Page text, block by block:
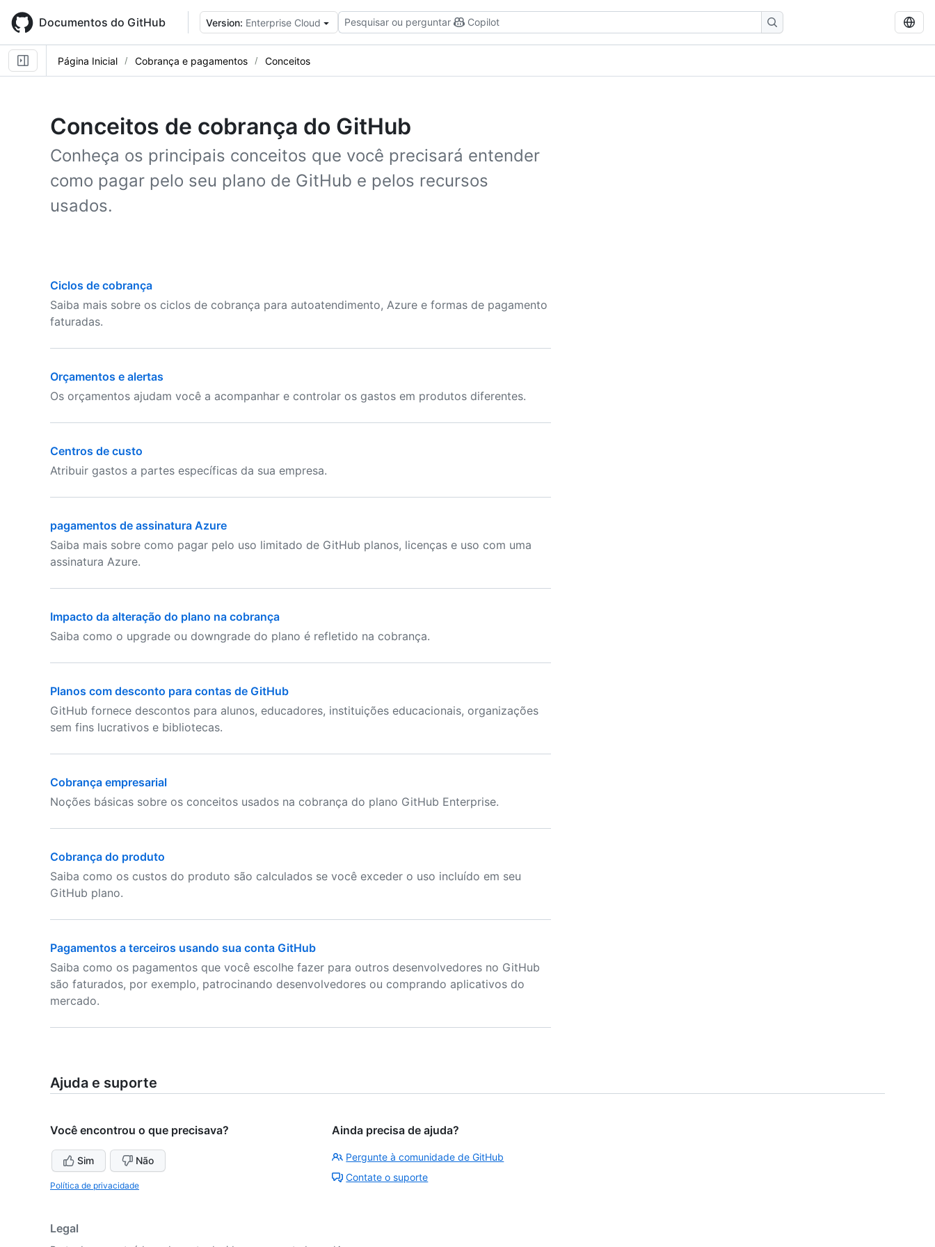
main
content
Documentos do GitHub Version: Enterprise Cloud Pesquisar ou perguntar Copilot
Página Inicial Cobrança e pagamentos Conceitos
Conceitos de cobrança do GitHub
Conheça os principais conceitos que você precisará entender
como pagar pelo seu plano de GitHub e pelos recursos
usados.
Ciclos de cobrança
Saiba mais sobre os ciclos de cobrança para autoatendimento, Azure e formas de pagamento
faturadas.
Orçamentos e alertas
Os orçamentos ajudam você a acompanhar e controlar os gastos em produtos diferentes.
Centros de custo
Atribuir gastos a partes específicas da sua empresa.
pagamentos de assinatura Azure
Saiba mais sobre como pagar pelo uso limitado de GitHub planos, licenças e uso com uma
assinatura Azure.
Impacto da alteração do plano na cobrança
Saiba como o upgrade ou downgrade do plano é refletido na cobrança.
Planos com desconto para contas de GitHub
GitHub fornece descontos para alunos, educadores, instituições educacionais, organizações
sem fins lucrativos e bibliotecas.
Cobrança empresarial
Noções básicas sobre os conceitos usados na cobrança do plano GitHub Enterprise.
Cobrança do produto
Saiba como os custos do produto são calculados se você exceder o uso incluído em seu
GitHub plano.
Pagamentos a terceiros usando sua conta GitHub
Saiba como os pagamentos que você escolhe fazer para outros desenvolvedores no GitHub
são faturados, por exemplo, patrocinando desenvolvedores ou comprando aplicativos do
mercado.
Ajuda e suporte
Você encontrou o que precisava?
Sim Não
Política de privacidade
Ainda precisa de ajuda?
Pergunte à comunidade de GitHub
Contate o suporte
Legal